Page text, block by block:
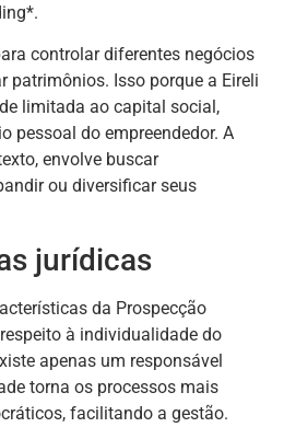
controlar diferentes negócios
patrimônios. Isso porque a Eireli
limitada ao capital social,
pessoal do empreendedor. A
envolve buscar
ou diversificar seus
jurídicas
da Prospecção
à individualidade do
apenas um responsável
torna os processos mais
facilitando a gestão.